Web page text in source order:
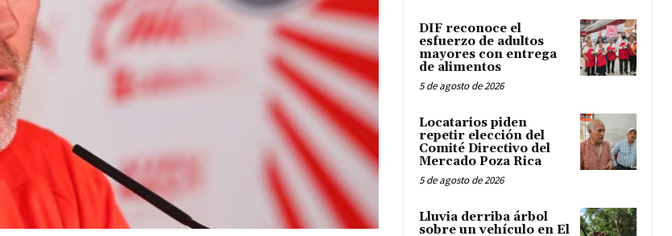
DIF reconoce el
esfuerzo de adultos
mayores con entrega
de alimentos
5 de agosto de 2026
Locatarios piden
repetir elección del
Comité Directivo del
Mercado Poza Rica
5 de agosto de 2026
Lluvia derriba árbol
sobre un vehículo en El